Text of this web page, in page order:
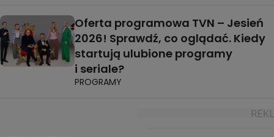
Oferta programowa TVN – Jesień
2026! Sprawdź, co oglądać. Kiedy
startują ulubione programy
i seriale?
PROGRAMY